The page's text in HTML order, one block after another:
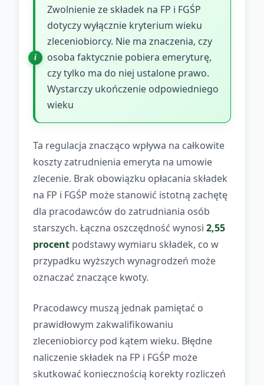
Zwolnienie ze składek na FP i FGŚP
dotyczy wyłącznie kryterium wieku
zleceniobiorcy. Nie ma znaczenia, czy
osoba faktycznie pobiera emeryturę,
czy tylko ma do niej ustalone prawo.
Wystarczy ukończenie odpowiedniego
wieku
Ta regulacja znacząco wpływa na całkowite
koszty zatrudnienia emeryta na umowie
zlecenie. Brak obowiązku opłacania składek
na FP i FGŚP może stanowić istotną zachętę
dla pracodawców do zatrudniania osób
starszych. Łączna oszczędność wynosi 2,55
procent podstawy wymiaru składek, co w
przypadku wyższych wynagrodzeń może
oznaczać znaczące kwoty.
Pracodawcy muszą jednak pamiętać o
prawidłowym zakwalifikowaniu
zleceniobiorcy pod kątem wieku. Błędne
naliczenie składek na FP i FGŚP może
skutkować koniecznością korekty rozliczeń